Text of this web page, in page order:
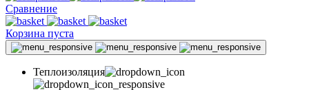
Сравнение
Корзина пуста
Теплоизоляция